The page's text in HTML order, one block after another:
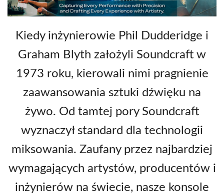
Kiedy inżynierowie Phil Dudderidge i
Graham Blyth założyli Soundcraft w
1973 roku, kierowali nimi pragnienie
zaawansowania sztuki dźwięku na
żywo. Od tamtej pory Soundcraft
wyznaczył standard dla technologii
miksowania. Zaufany przez najbardziej
wymagających artystów, producentów i
inżynierów na świecie, nasze konsole